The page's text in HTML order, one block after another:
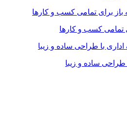
تمامی کسب و کارها
طراحی ساده و زیبا